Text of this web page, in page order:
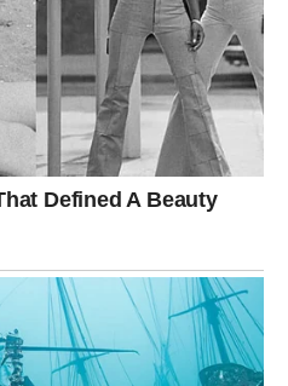
ŠTO STE
sretnicima ovog
ljudima oko sebe,
potrebe.
vam se dobrota vratiti kroz
vraćaju vjeru u ljude.